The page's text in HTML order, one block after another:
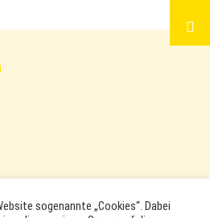
sogenannte „Cookies“. Dabei